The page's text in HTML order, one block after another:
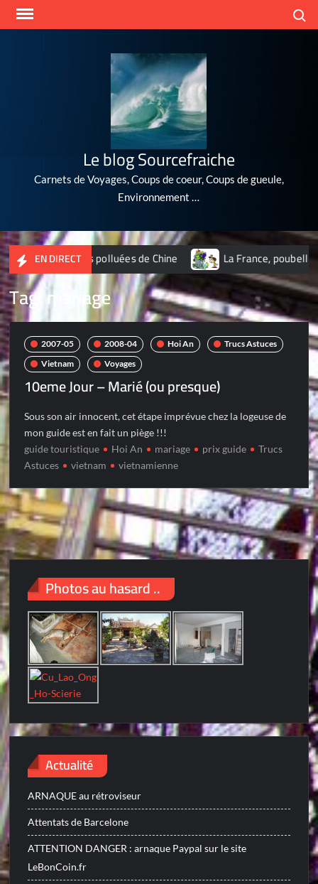
Skip
Le blog Sourcefraiche
Carnets de Voyages, Coups de coeur, Coups de gueule,
Environnement …
EN DIRECT
villes les plus polluées de Chine La France, poubelle
Tag:mariage
2007-05 2008-04 Hoi An
Trucs Astuces
Vietnam
Voyages
10eme Jour – Marié (ou presque)
Sous son air innocent, cet étape imprévue chez la logeuse de
mon guide est en fait un piège !!!
guide touristique
Hoi An mariage prix guide
Trucs
Astuces
vietnam vietnamienne
Photos au hasard ..
Actualité
ARNAQUE au rétroviseur
Attentats de Barcelone
ATTENTION DANGER : arnaque Paypal sur le site
LeBonCoin.fr